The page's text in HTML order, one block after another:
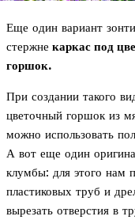
Еще один вариант
стержне каркас под
горшок.
При создании такого
цветочный горшок из
можно использовать
А вот еще один
клумбы: для этого нам
пластиковых труб и
вырезать отверстия в